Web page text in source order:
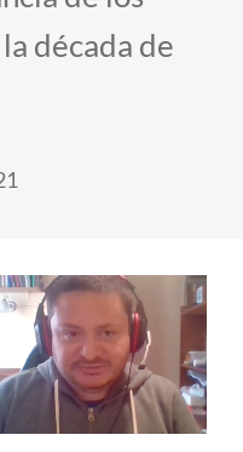
década de